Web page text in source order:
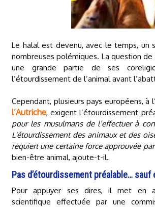
Le halal est devenu, avec le temps, un
nombreuses polémiques. La question
une grande partie de ses
l’étourdissement de l’animal avant
Cependant, plusieurs pays européens, à
l’Autriche, exigent l’étourdissement
pour les musulmans de l’effectuer à
L'étourdissement des animaux et des
requiert une certaine force approuvée
bien-être animal, ajoute-t-il.
Pas d’étourdissement préalable… sauf
Pour appuyer ses dires, il met en
scientifique effectuée par une